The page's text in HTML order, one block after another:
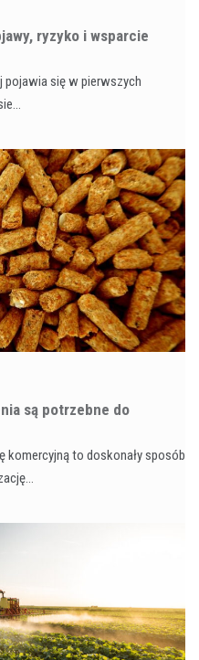
ryzyko i wsparcie
pojawia się w pierwszych
są potrzebne do
komercyjną to doskonały sposób